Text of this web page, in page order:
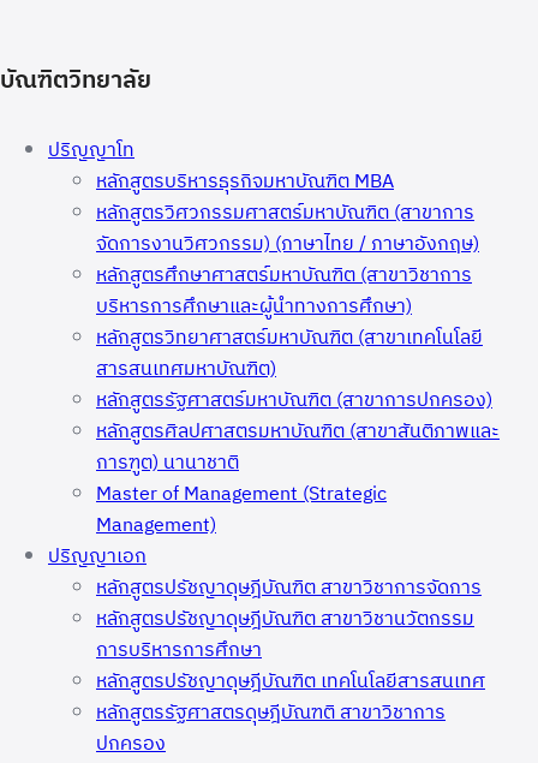
บัณฑิตวิทยาลัย
ปริญญาโท
หลักสูตรบริหารธุรกิจมหาบัณฑิต MBA
หลักสูตรวิศวกรรมศาสตร์มหาบัณฑิต (สาขาการ
จัดการงานวิศวกรรม) (ภาษาไทย / ภาษาอังกฤษ)
หลักสูตรศึกษาศาสตร์มหาบัณฑิต (สาขาวิชาการ
บริหารการศึกษาและผู้นำทางการศึกษา)
หลักสูตรวิทยาศาสตร์มหาบัณฑิต (สาขาเทคโนโลยี
สารสนเทศมหาบัณฑิต)
หลักสูตรรัฐศาสตร์มหาบัณฑิต (สาขาการปกครอง)
หลักสูตรศิลปศาสตรมหาบัณฑิต (สาขาสันติภาพและ
การฑูต) นานาชาติ
Master of Management (Strategic
Management)
ปริญญาเอก
หลักสูตรปรัชญาดุษฎีบัณฑิต สาขาวิชาการจัดการ
หลักสูตรปรัชญาดุษฎีบัณฑิต สาขาวิชานวัตกรรม
การบริหารการศึกษา
หลักสูตรปรัชญาดุษฎีบัณฑิต เทคโนโลยีสารสนเทศ
หลักสูตรรัฐศาสตรดุษฎีบัณฑติ สาขาวิชาการ
ปกครอง